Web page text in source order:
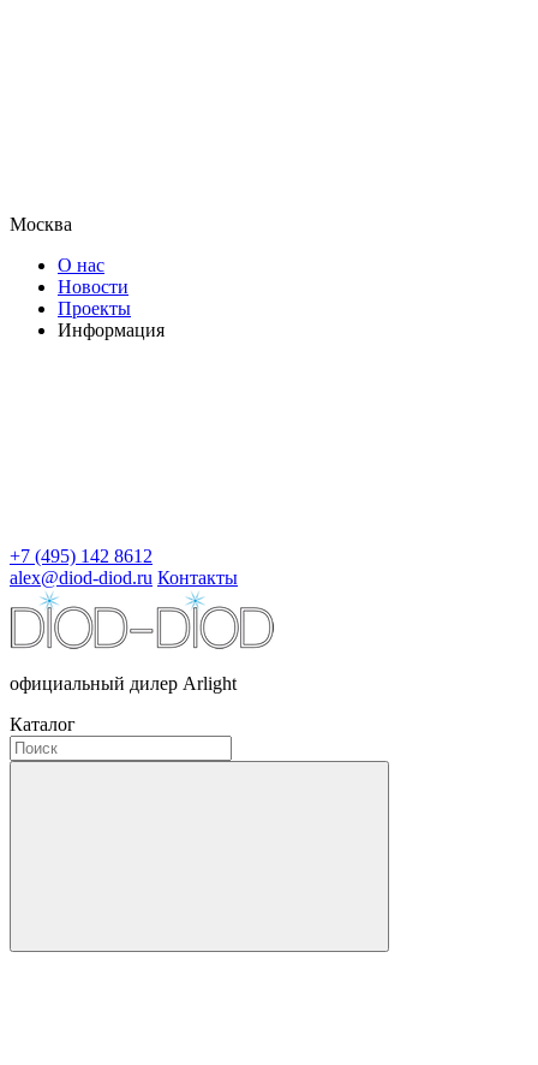
Москва
О нас
Новости
Проекты
Информация
+7 (495) 142 8612
alex@diod-diod.ru Контакты
официальный дилер Arlight
Каталог